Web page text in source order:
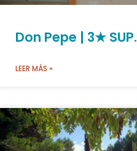
Don Pepe | 3★ SUP.
LEER MÁS »